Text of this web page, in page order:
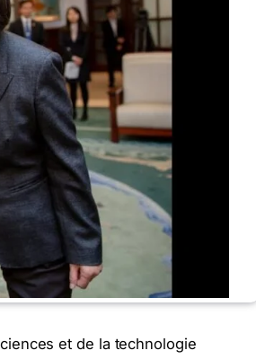
et de la technologie